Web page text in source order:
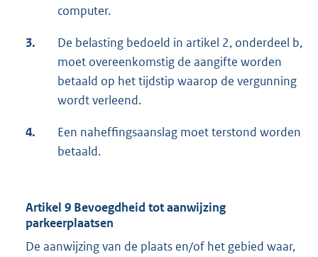
computer.
3.
De belasting bedoeld in artikel 2, onderdeel b,
moet overeenkomstig de aangifte worden
betaald op het tijdstip waarop de vergunning
wordt verleend.
4.
Een naheffingsaanslag moet terstond worden
betaald.
Artikel 9 Bevoegdheid tot aanwijzing
parkeerplaatsen
De aanwijzing van de plaats en/of het gebied waar,